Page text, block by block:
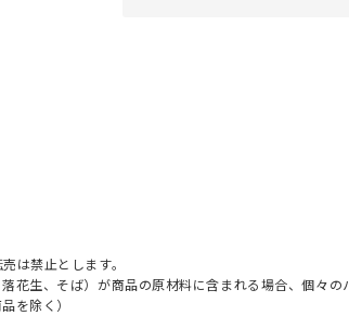
は禁止とします。
生、そば）が商品の原材料に含まれる場合、個々の
を除く）